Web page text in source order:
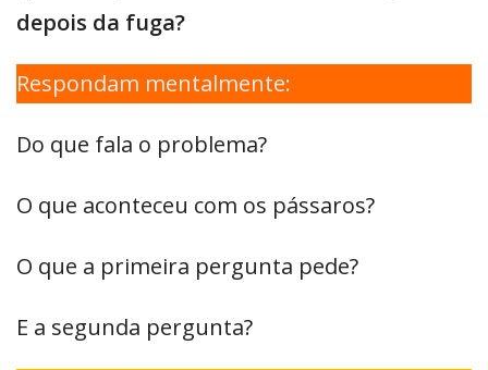
depois da fuga?
Respondam mentalmente:
Do que fala o problema?
O que aconteceu com os pássaros?
O que a primeira pergunta pede?
E a segunda pergunta?